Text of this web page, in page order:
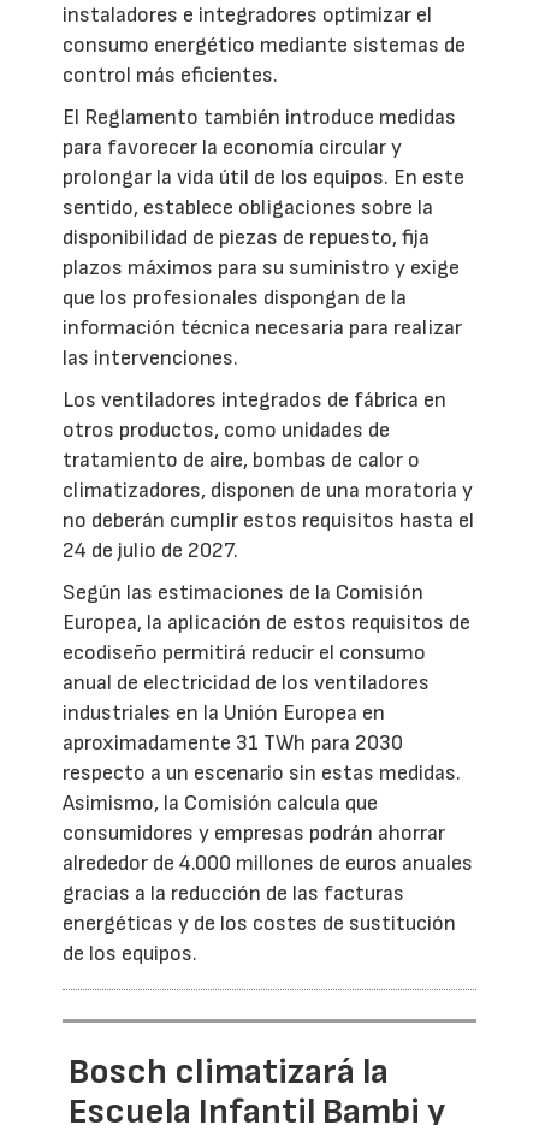
instaladores e integradores optimizar el
consumo energético mediante sistemas de
control más eficientes.
El Reglamento también introduce medidas
para favorecer la economía circular y
prolongar la vida útil de los equipos. En este
sentido, establece obligaciones sobre la
disponibilidad de piezas de repuesto, fija
plazos máximos para su suministro y exige
que los profesionales dispongan de la
información técnica necesaria para realizar
las intervenciones.
Los ventiladores integrados de fábrica en
otros productos, como unidades de
tratamiento de aire, bombas de calor o
climatizadores, disponen de una moratoria y
no deberán cumplir estos requisitos hasta el
24 de julio de 2027.
Según las estimaciones de la Comisión
Europea, la aplicación de estos requisitos de
ecodiseño permitirá reducir el consumo
anual de electricidad de los ventiladores
industriales en la Unión Europea en
aproximadamente 31 TWh para 2030
respecto a un escenario sin estas medidas.
Asimismo, la Comisión calcula que
consumidores y empresas podrán ahorrar
alrededor de 4.000 millones de euros anuales
gracias a la reducción de las facturas
energéticas y de los costes de sustitución
de los equipos.
Bosch climatizará la
Escuela Infantil Bambi y